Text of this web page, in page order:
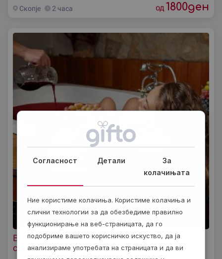
Скопjе 2 часа од 1800ден
Вински третман во Скопjе: Уникатна релаксација
со допир на македонска традиција!
Согласност Детали
За
колачињата
Ние користиме колачиња. Користиме колачиња и
слични технологии за да обезбедиме правилно
функционирање на веб-страницата, да го
подобриме вашето корисничко искуство, да ја
анализираме употребата на страницата и да ви